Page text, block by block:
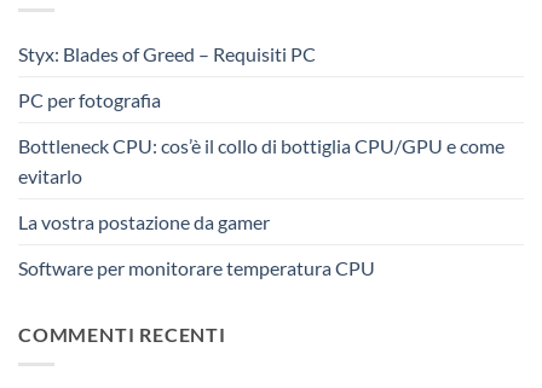
Styx: Blades of Greed – Requisiti PC
PC per fotografia
Bottleneck CPU: cos’è il collo di bottiglia CPU/GPU e come
evitarlo
La vostra postazione da gamer
Software per monitorare temperatura CPU
COMMENTI RECENTI